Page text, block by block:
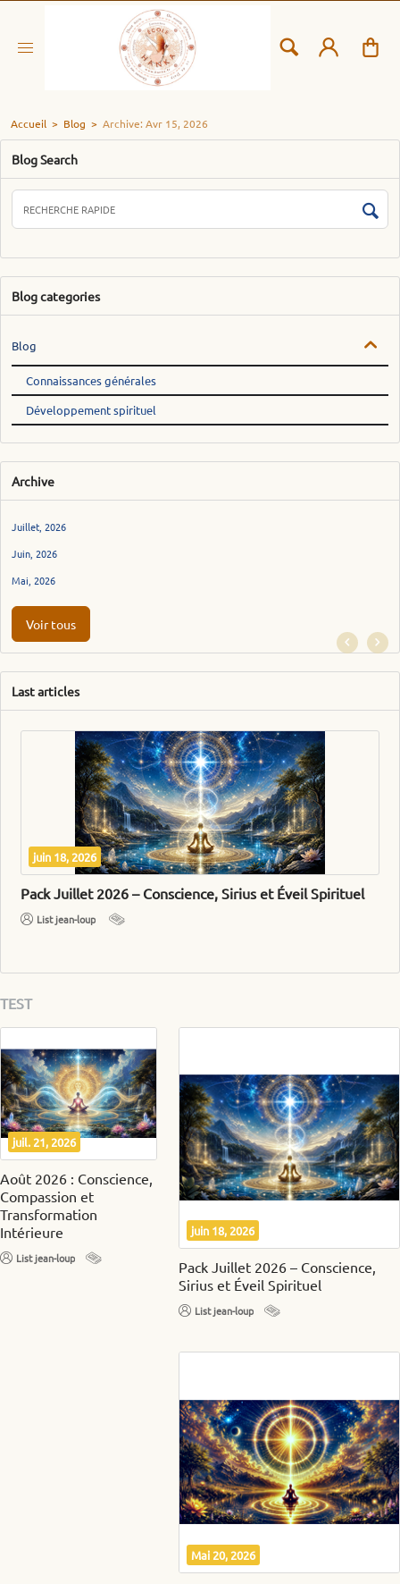
Accueil > Blog > Archive: Avr 15, 2026
Blog Search
Blog categories
Blog
Connaissances générales
Développement spirituel
Archive
Juillet, 2026
Juin, 2026
Mai, 2026
Voir tous
Last articles
juin 18, 2026
Pack Juillet 2026 – Conscience, Sirius et Éveil Spirituel
List jean-loup
TEST
juil. 21, 2026
Août 2026 : Conscience,
Compassion et
Transformation
Intérieure
List jean-loup
juin 18, 2026
Pack Juillet 2026 – Conscience,
Sirius et Éveil Spirituel
List jean-loup
Mai 20, 2026